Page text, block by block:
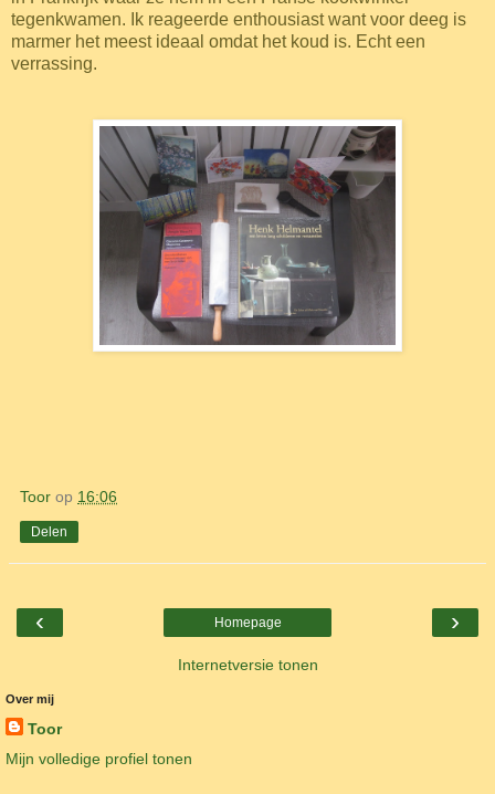
tegenkwamen. Ik reageerde enthousiast want voor deeg is
marmer het meest ideaal omdat het koud is. Echt een
verrassing.
Toor op 16:06
Delen
‹ ›
Homepage
Internetversie tonen
Over mij
Toor
Mijn volledige profiel tonen